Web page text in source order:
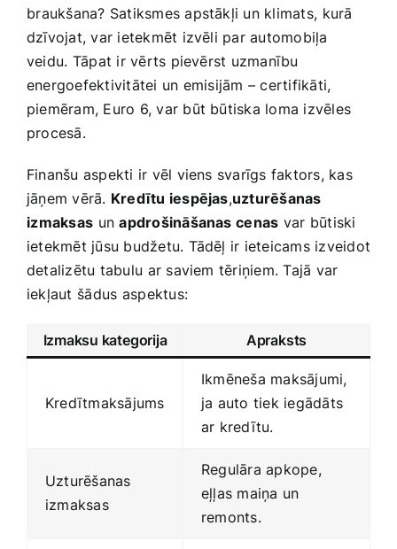
⁣braukšana? Satiksmes apstākļi un klimats,⁣ kurā
dzīvojat, var‌ ietekmēt izvēli par‌ automobiļa
veidu.⁣ Tāpat ir‍ vērts pievērst uzmanību
energoefektivitātei ⁣un emisijām – certifikāti,
piemēram, Euro‍ 6, var būt būtiska ​loma​ izvēles
‍procesā.
Finanšu aspekti ir vēl viens svarīgs faktors, kas
jāņem vērā. Kredītu iespējas,uzturēšanas
⁤izmaksas ⁣un​apdrošināšanas ⁣cenas var⁣ būtiski
ietekmēt jūsu budžetu.​ Tādēļ ir ieteicams izveidot
detalizētu tabulu ⁤ar saviem​ tēriņiem.‌ Tajā​ var
iekļaut ⁣šādus⁣ aspektus:
Izmaksu‍ kategorija Apraksts
Kredītmaksājums
Ikmēneša maksājumi,⁣
ja auto tiek iegādāts
ar ‍kredītu.
Uzturēšanas
izmaksas
Regulāra apkope,
eļļas maiņa un‍
remonts.